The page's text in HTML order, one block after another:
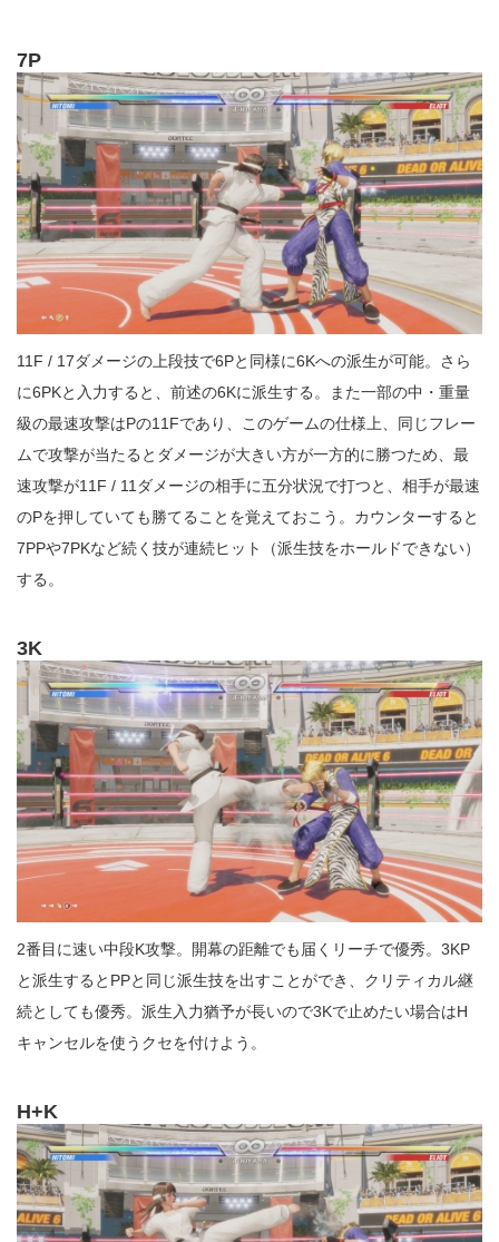
7P
11F / 17ダメージの上段技で6Pと同様に6Kへの派生が可能。さら
に6PKと入力すると、前述の6Kに派生する。また一部の中・重量
級の最速攻撃はPの11Fであり、このゲームの仕様上、同じフレー
ムで攻撃が当たるとダメージが大きい方が一方的に勝つため、最
速攻撃が11F / 11ダメージの相手に五分状況で打つと、相手が最速
のPを押していても勝てることを覚えておこう。カウンターすると
7PPや7PKなど続く技が連続ヒット（派生技をホールドできない）
する。
3K
2番目に速い中段K攻撃。開幕の距離でも届くリーチで優秀。3KP
と派生するとPPと同じ派生技を出すことができ、クリティカル継
続としても優秀。派生入力猶予が長いので3Kで止めたい場合はH
キャンセルを使うクセを付けよう。
H+K